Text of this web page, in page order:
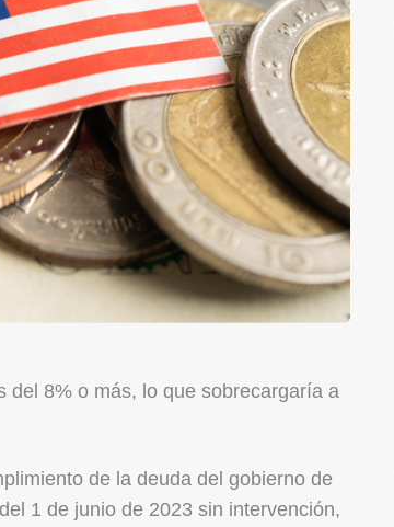
del 8% o más, lo que sobrecargaría a
de la deuda del gobierno de
1 de junio de 2023 sin intervención,